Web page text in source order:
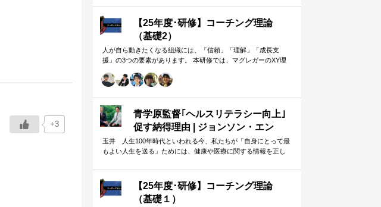
+3
顧客対応の難航など）を、“人間理解”を通して紐解く実践型のプ
ログラムです。
【25年度･研修】コーチング理論
（基礎2）
人が自ら動きたくなる組織には、「信頼」「理解」「成長支
援」の3つの要素があります。 本研修では、マグレガーのXY理
「人はなぜ動くのか」「どうすれば自ら動くようになるのか」
顧客対応の難航など）を、“人間理解”を通して紐解く実践型のプ
ログラムです。
青学原監督｢ヘルスリテラシー向上｣
促す納得理由 | ジョンソン・エン
ド・ジョンソン | 東洋経済オンライ
ン
玉井 人生100年時代といわれる今、私たちが「自身にとって最
もよい人生を送る」ためには、健康や医療に関する情報を正し
【25年度･研修】コーチング理論
（基礎１）